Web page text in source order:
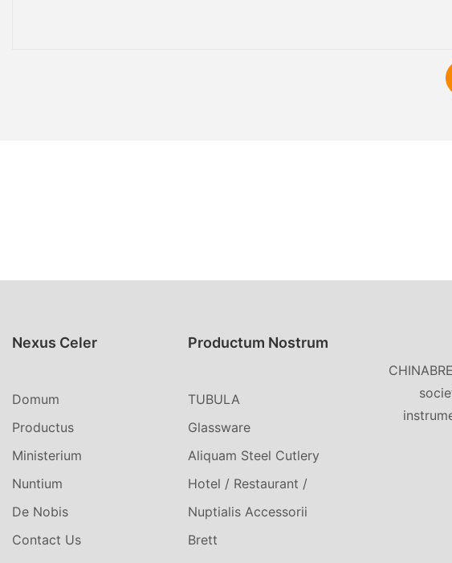
Nexus Celer
Domum
Productus
Ministerium
Nuntium
De Nobis
Contact Us
Productum Nostrum
TUBULA
Glassware
Aliquam Steel Cutlery
Hotel / Restaurant /
Nuptialis Accessorii
Brett